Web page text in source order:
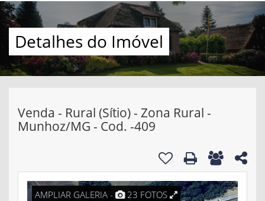
Detalhes do Imóvel
Venda - Rural (Sítio) - Zona Rural -
Munhoz/MG - Cod. -409
AMPLIAR GALERIA - 23 FOTOS